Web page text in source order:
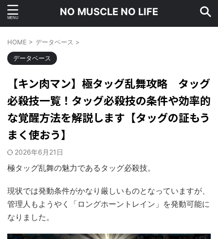
NO MUSCLE NO LIFE
HOME > データベース >
データベース
【キン肉マン】極タッグ乱舞攻略 タッグ
必殺技一覧！タッグ必殺技の条件や効率的
な覚醒方法を解説します【タッグの証もう
まく使おう】
2026年6月21日
極タッグ乱舞の魅力であるタッグ必殺技。
現状では発動条件がかなり厳しいものとなっていますが、
管理人もようやく「ロングホーントレイン」を発動可能に
なりました。